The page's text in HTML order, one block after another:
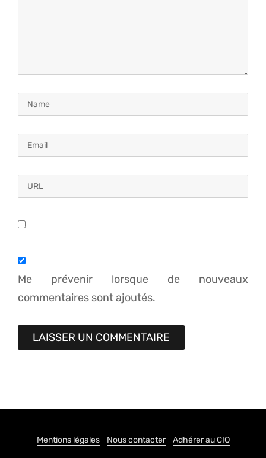
Me prévenir lorsque de nouveaux
commentaires sont ajoutés.
Mentions légales Nous contacter Adhérer au CIQ